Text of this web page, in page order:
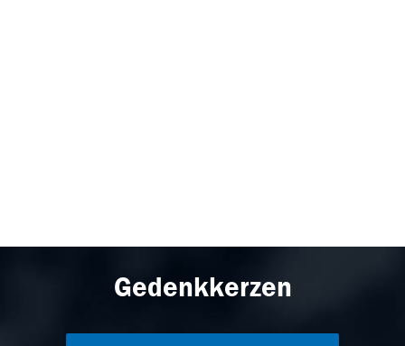
Gedenkkerzen